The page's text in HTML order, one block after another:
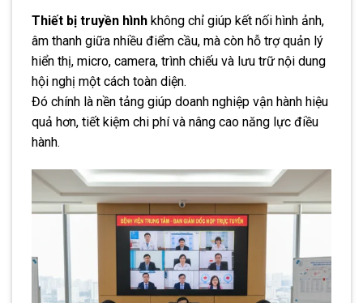
Thiết bị truyền hình không chỉ giúp kết nối hình ảnh,
âm thanh giữa nhiều điểm cầu, mà còn hỗ trợ quản lý
hiển thị, micro, camera, trình chiếu và lưu trữ nội dung
hội nghị một cách toàn diện.
Đó chính là nền tảng giúp doanh nghiệp vận hành hiệu
quả hơn, tiết kiệm chi phí và nâng cao năng lực điều
hành.